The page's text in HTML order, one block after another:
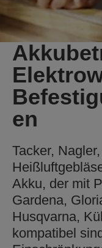
en
Tacker,
Akku, der mit
Gardena,
Husqvarna,
kompatibel